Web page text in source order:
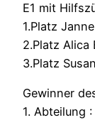
E1 mit
1.Platz
2.Platz Alica
3.Platz
Gewinner
1. Abteilung